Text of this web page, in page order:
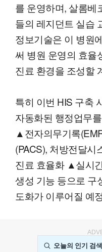
를 운영하며, 살롬베
들의 레지던트 실습
정보기술은 이 병원
써 병원 운영의 효율
진료 환경을 조성할
특히 이번 HIS 구축
자동화된 행정업무
▲전자의무기록
(PACS), 처방전달시
진료 효율화 ▲실시
생성 기능 등으로 구
도화가 이루어질 예